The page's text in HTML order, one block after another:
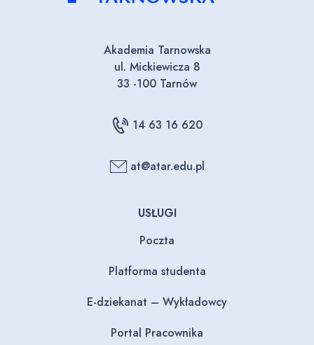
Akademia Tarnowska
ul. Mickiewicza 8
33 -100 Tarnów
14 63 16 620
at@atar.edu.pl
USŁUGI
Poczta
Platforma studenta
E-dziekanat – Wykładowcy
Portal Pracownika